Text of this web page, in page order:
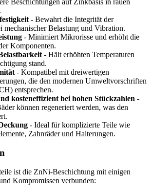
Beschichtungen auf Zinkbasis in rauen
- Bewahrt die Integrität der
mechanischer Belastung und Vibration.
- Minimiert Mikrorisse und erhöht die
Komponenten.
- Hält erhöhten Temperaturen
stand.
- Kompatibel mit dreiwertigen
die den modernen Umweltvorschriften
entsprechen.
kosteneffizient bei hohen Stückzahlen -
können regeneriert werden, was den
- Ideal für komplizierte Teile wie
Zahnräder und Halterungen.
ist die ZnNi-Beschichtung mit einigen
Kompromissen verbunden: